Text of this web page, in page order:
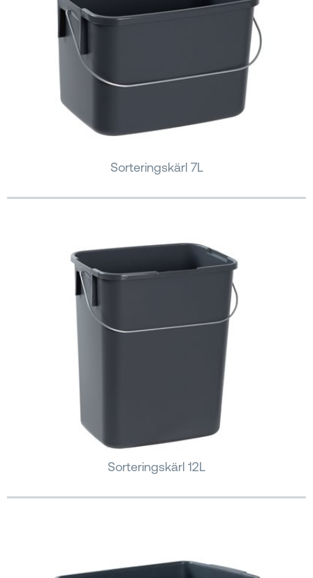
Sorteringskärl 7L
Sorteringskärl 12L